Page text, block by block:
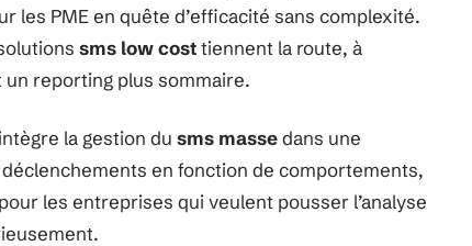
les PME en quête d’efficacité sans complexité.
sms low costtiennent la route, à
reporting plus sommaire.
la gestion du sms massedans une
en fonction de comportements,
les entreprises qui veulent pousser l’analyse